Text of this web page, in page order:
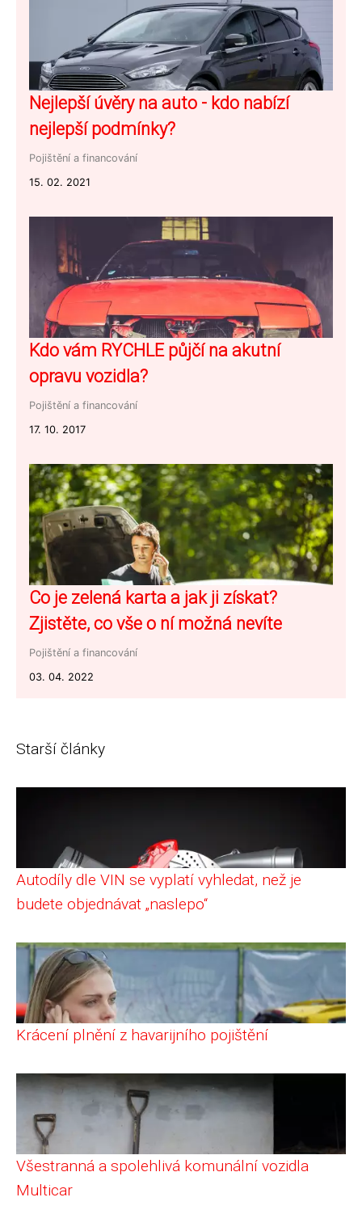
Nejlepší úvěry na auto - kdo nabízí
nejlepší podmínky?
Pojištění a financování
15. 02. 2021
Kdo vám RYCHLE půjčí na akutní
opravu vozidla?
Pojištění a financování
17. 10. 2017
Co je zelená karta a jak ji získat?
Zjistěte, co vše o ní možná nevíte
Pojištění a financování
03. 04. 2022
Starší články
Autodíly dle VIN se vyplatí vyhledat, než je
budete objednávat „naslepo“
Krácení plnění z havarijního pojištění
Všestranná a spolehlivá komunální vozidla
Multicar